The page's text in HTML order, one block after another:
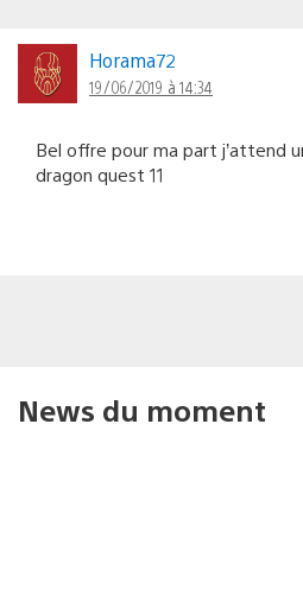
Horama72
19/06/2019 à 14:34
Bel offre pour ma part j’attend
dragon quest 11
News du moment